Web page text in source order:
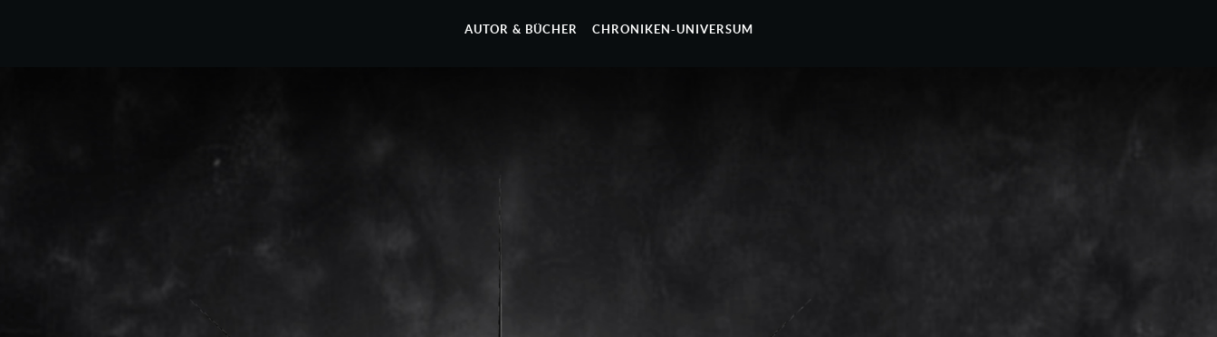
AUTOR & BÜCHER CHRONIKEN-UNIVERSUM